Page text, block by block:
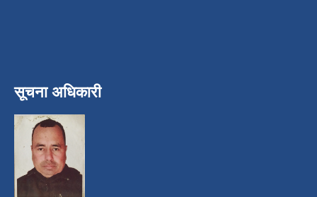
सूचना अधिकारी